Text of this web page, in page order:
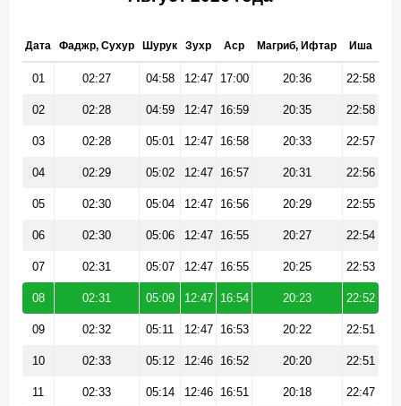
Дата Фаджр, Сухур Шурук Зухр Аср Магриб, Ифтар Иша
01 02:27 04:58 12:47 17:00 20:36 22:58
02 02:28 04:59 12:47 16:59 20:35 22:58
03 02:28 05:01 12:47 16:58 20:33 22:57
04 02:29 05:02 12:47 16:57 20:31 22:56
05 02:30 05:04 12:47 16:56 20:29 22:55
06 02:30 05:06 12:47 16:55 20:27 22:54
07 02:31 05:07 12:47 16:55 20:25 22:53
08 02:31 05:09 12:47 16:54 20:23 22:52
09 02:32 05:11 12:47 16:53 20:22 22:51
10 02:33 05:12 12:46 16:52 20:20 22:51
11 02:33 05:14 12:46 16:51 20:18 22:47